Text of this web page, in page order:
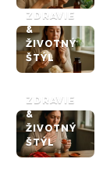
ZDRAVIE
&
ŽIVOTNÝ
ŠTÝL
ZDRAVIE
&
ŽIVOTNÝ
ŠTÝL